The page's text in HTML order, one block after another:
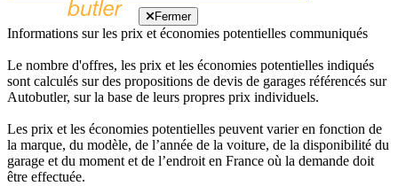
Fermer
Informations sur les prix et économies potentielles communiqués
Le nombre d'offres, les prix et les économies potentielles indiqués
sont calculés sur des propositions de devis de garages référencés sur
Autobutler, sur la base de leurs propres prix individuels.
Les prix et les économies potentielles peuvent varier en fonction de
la marque, du modèle, de l’année de la voiture, de la disponibilité du
garage et du moment et de l’endroit en France où la demande doit
être effectuée.